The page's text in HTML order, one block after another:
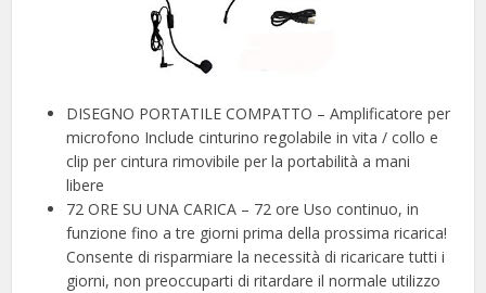
DISEGNO PORTATILE COMPATTO – Amplificatore per
microfono Include cinturino regolabile in vita / collo e
clip per cintura rimovibile per la portabilità a mani
libere
72 ORE SU UNA CARICA – 72 ore Uso continuo, in
funzione fino a tre giorni prima della prossima ricarica!
Consente di risparmiare la necessità di ricaricare tutti i
giorni, non preoccuparti di ritardare il normale utilizzo